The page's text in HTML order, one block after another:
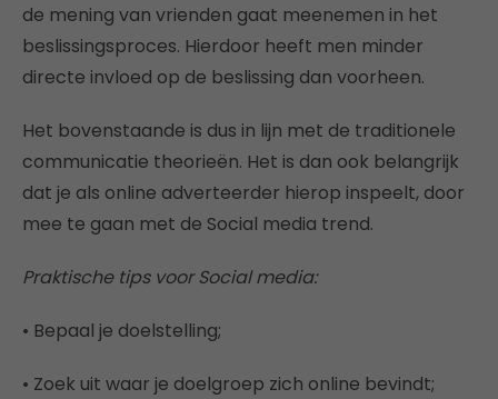
de mening van vrienden gaat meenemen in het
beslissingsproces. Hierdoor heeft men minder
directe invloed op de beslissing dan voorheen.
Het bovenstaande is dus in lijn met de traditionele
communicatie theorieën. Het is dan ook belangrijk
dat je als online adverteerder hierop inspeelt, door
mee te gaan met de Social media trend.
Praktische tips voor Social media:
• Bepaal je doelstelling;
• Zoek uit waar je doelgroep zich online bevindt;